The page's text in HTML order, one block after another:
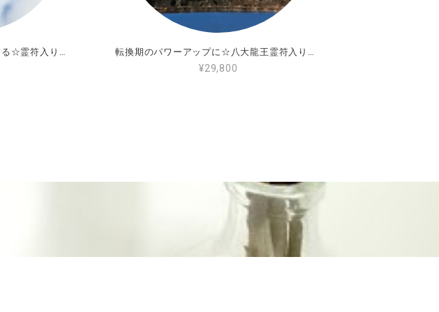
願望実現へのスピードを加速する☆霊符入りミニオルゴナイト 転換期のパワーアップに☆八大龍王霊符入りオルゴナイト
¥29,800